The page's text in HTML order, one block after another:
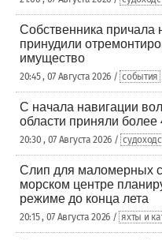
Собственника причала
принудили
имущество
20:45 , 07 Августа 2026 / события
С начала навигации
области приняли более
20:30 , 07 Августа 2026 /
Слип для маломерных
морском центре
режиме до конца лета
20:15 , 07 Августа 2026 / яхты и